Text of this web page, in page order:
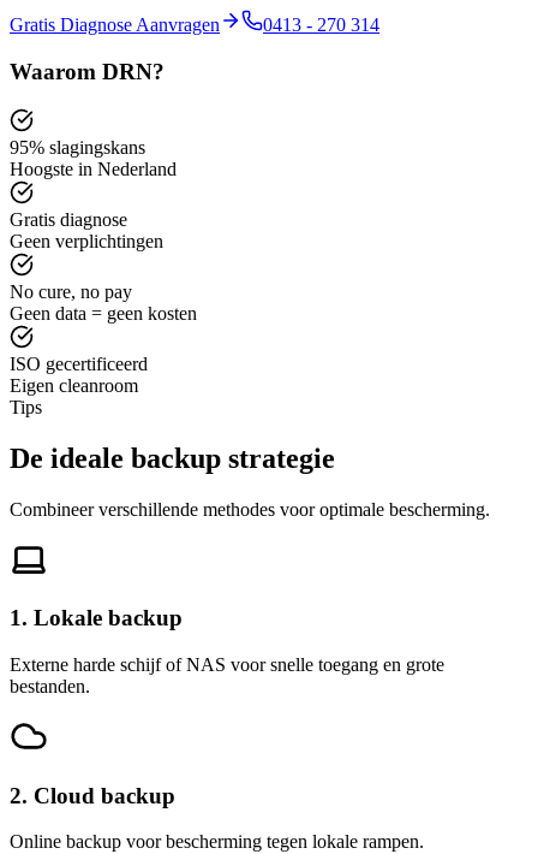
Gratis Diagnose Aanvragen 0413 - 270 314
Waarom DRN?
95% slagingskans
Hoogste in Nederland
Gratis diagnose
Geen verplichtingen
No cure, no pay
Geen data = geen kosten
ISO gecertificeerd
Eigen cleanroom
Tips
De ideale backup strategie
Combineer verschillende methodes voor optimale bescherming.
1. Lokale backup
Externe harde schijf of NAS voor snelle toegang en grote
bestanden.
2. Cloud backup
Online backup voor bescherming tegen lokale rampen.